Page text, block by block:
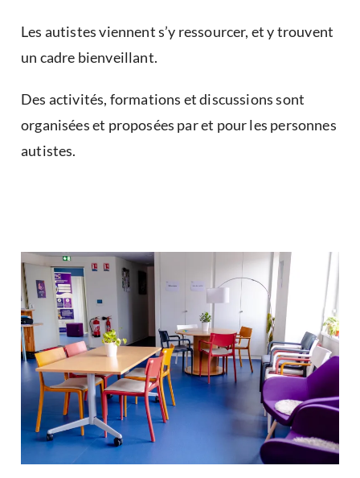
Les autistes viennent s’y ressourcer, et y trouvent
un cadre bienveillant.
Des activités, formations et discussions sont
organisées et proposées par et pour les personnes
autistes.